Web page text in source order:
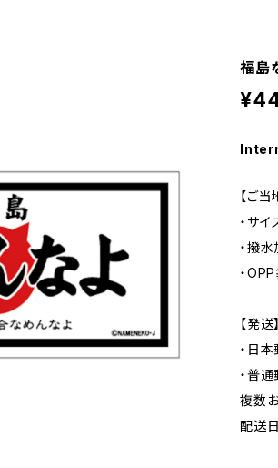
福島
【ご
・サ
・撥
・
【発
・日
・普
複数
配送